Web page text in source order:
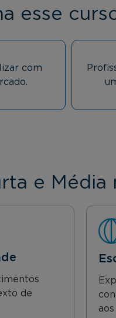
esse
com
e Média
de